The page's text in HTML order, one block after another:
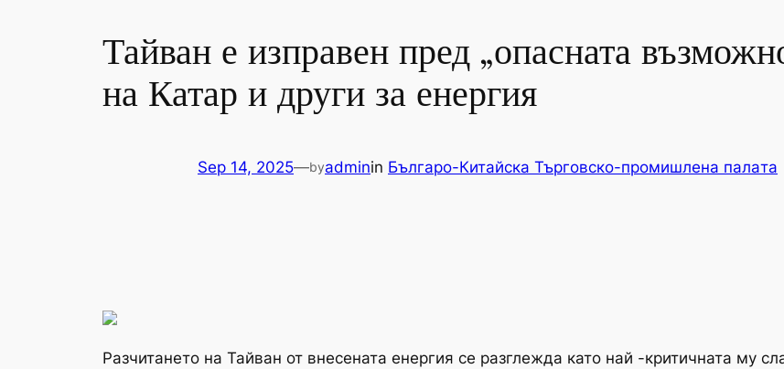
Тайван е изправен пред „опасната
на Катар и други за енергия
Sep 14, 2025—byadminin Българо-Китайска Търговско-промишлена палaта
Разчитането на Тайван от внесената енергия се разглежда като най -критичната му